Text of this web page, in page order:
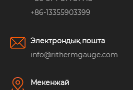
+86-13355903399
Электрондық пошта
info@rithermgauge.com
Мекенжай